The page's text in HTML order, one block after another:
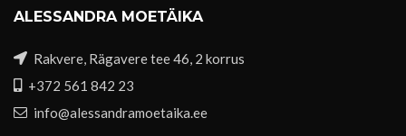
ALESSANDRA MOETÄIKA
Rakvere, Rägavere tee 46, 2 korrus
+372 561 842 23
info@alessandramoetaika.ee